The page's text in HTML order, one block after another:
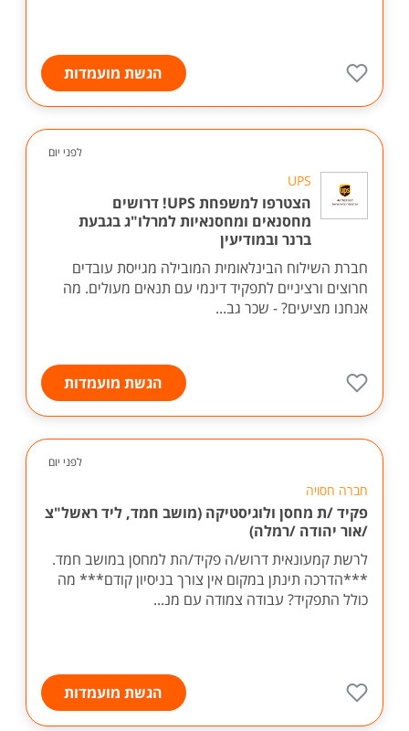
הגשת מועמדות
לפני יום
UPS
הצטרפו למשפחת UPS! דרושים
מחסנאים ומחסנאיות למרלו"ג בגבעת
ברנר ובמודיעין
חברת השילוח הבינלאומית המובילה מגייסת עובדים
חרוצים ורציניים לתפקיד דינמי עם תנאים מעולים. מה
אנחנו מציעים? - שכר גב...
הגשת מועמדות
לפני יום
חברה חסויה
פקיד /ת מחסן ולוגיסטיקה (מושב חמד, ליד ראשל"צ
/אור יהודה /רמלה)
לרשת קמעונאית דרוש/ה פקיד/הת למחסן במושב חמד.
***הדרכה תינתן במקום אין צורך בניסיון קודם*** מה
כולל התפקיד? עבודה צמודה עם מנ...
הגשת מועמדות